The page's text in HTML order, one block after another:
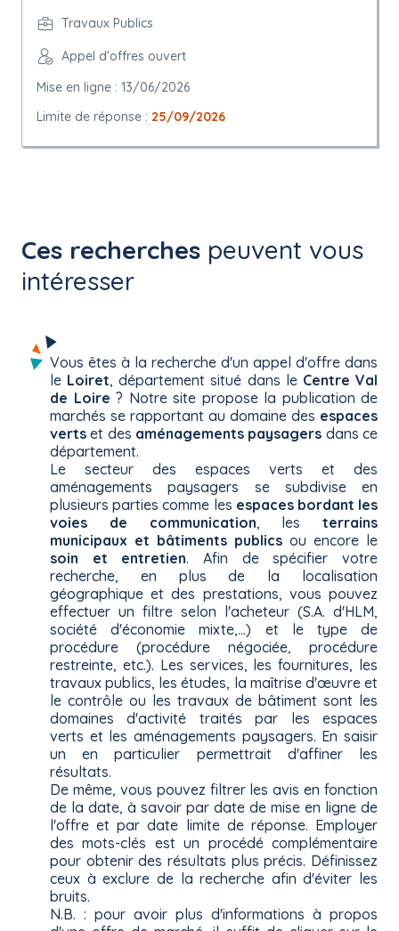
Travaux Publics
Appel d'offres ouvert
Mise en ligne : 13/06/2026
Limite de réponse : 25/09/2026
Ces recherches peuvent vous
intéresser
Vous êtes à la recherche d'un appel d'offre dans
le Loiret, département situé dans le Centre Val
de Loire ? Notre site propose la publication de
marchés se rapportant au domaine des espaces
verts et des aménagements paysagers dans ce
département.
Le secteur des espaces verts et des
aménagements paysagers se subdivise en
plusieurs parties comme les espaces bordant les
voies de communication, les terrains
municipaux et bâtiments publics ou encore le
soin et entretien. Afin de spécifier votre
recherche, en plus de la localisation
géographique et des prestations, vous pouvez
effectuer un filtre selon l'acheteur (S.A. d'HLM,
société d'économie mixte,...) et le type de
procédure (procédure négociée, procédure
restreinte, etc.). Les services, les fournitures, les
travaux publics, les études, la maîtrise d'œuvre et
le contrôle ou les travaux de bâtiment sont les
domaines d'activité traités par les espaces
verts et les aménagements paysagers. En saisir
un en particulier permettrait d'affiner les
résultats.
De même, vous pouvez filtrer les avis en fonction
de la date, à savoir par date de mise en ligne de
l'offre et par date limite de réponse. Employer
des mots-clés est un procédé complémentaire
pour obtenir des résultats plus précis. Définissez
ceux à exclure de la recherche afin d'éviter les
bruits.
N.B. : pour avoir plus d'informations à propos